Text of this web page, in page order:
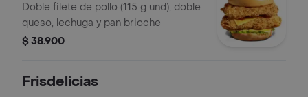
Doble filete de pollo (115 g und), doble
queso, lechuga y pan brioche
$ 38.900
Frisdelicias